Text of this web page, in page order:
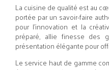
La cuisine de qualité est au
portée par un savoir-faire
pour l’innovation et la
préparé, allie finesse des
présentation élégante pour
Le service haut de gamme